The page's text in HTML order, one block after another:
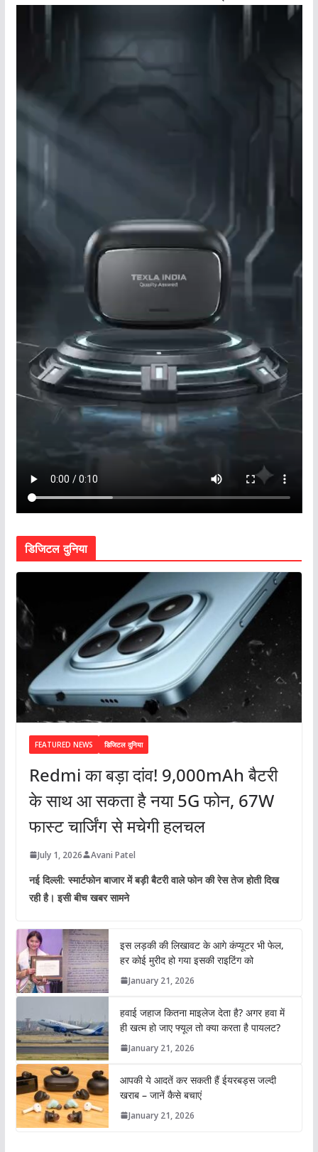
डिजिटल दुनिया
FEATURED NEWS डिजिटल दुनिया
Redmi का बड़ा दांव! 9,000mAh बैटरी
के साथ आ सकता है नया 5G फोन, 67W
फास्ट चार्जिंग से मचेगी हलचल
July 1, 2026 Avani Patel
नई दिल्ली: स्मार्टफोन बाजार में बड़ी बैटरी वाले फोन की रेस तेज होती दिख
रही है। इसी बीच खबर सामने
इस लड़की की लिखावट के आगे कंप्यूटर भी फेल,
हर कोई मुरीद हो गया इसकी राइटिंग को
January 21, 2026
हवाई जहाज कितना माइलेज देता है? अगर हवा में
ही खत्म हो जाए फ्यूल तो क्या करता है पायलट?
January 21, 2026
आपकी ये आदतें कर सकती हैं ईयरबड्स जल्दी
खराब – जानें कैसे बचाएं
January 21, 2026